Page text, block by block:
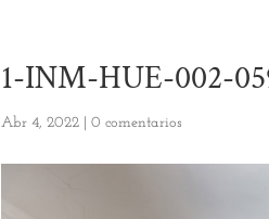
1-INM-HUE-002-
Abr 4, 2022| 0 comentarios